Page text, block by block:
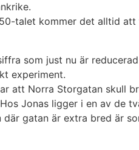
talet kommer det alltid
som just nu är
experiment.
att Norra Storgatan skull
Jonas ligger i en av de
gatan är extra bred är